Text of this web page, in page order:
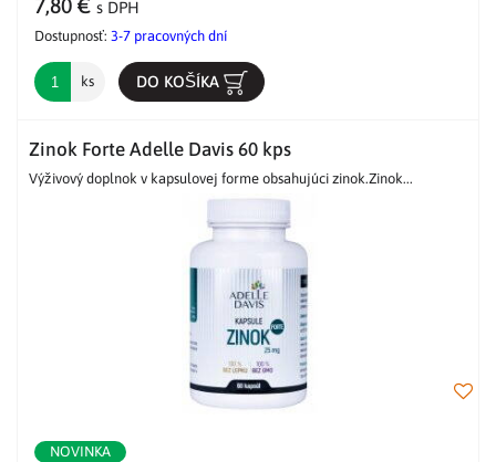
7,80 € s DPH
Dostupnosť: 3-7 pracovných dní
ks DO KOŠÍKA
Zinok Forte Adelle Davis 60 kps
Výživový doplnok v kapsulovej forme obsahujúci zinok.Zinok...
NOVINKA